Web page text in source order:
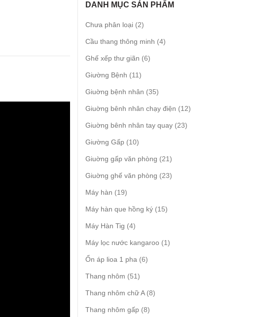
DANH MỤC SẢN PHẨM
Chưa phân loại 22
Cầu thang thông minh 44
Ghế xếp thư giãn 66
Giường Bệnh 1111
Giuờng bệnh nhân 3535
Giuờng bênh nhân chạy điện 1212
Giuờng bênh nhân tay quay 2323
Giường Gấp 1010
Giuờng gấp văn phòng 2121
Giuờng ghế văn phòng 2323
Máy hàn 1919
Máy hàn que hồng ký 1515
Máy Hàn Tig 44
Máy lọc nước kangaroo 11
Ổn áp lioa 1 pha 66
Thang nhôm 5151
Thang nhôm chữ A 88
Thang nhôm gấp 88